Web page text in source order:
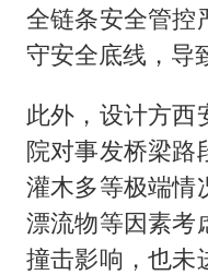
全链条安全管控
守安全底线，导
此外，设计方西
院对事发桥梁路
灌木多等极端情
漂流物等因素考
撞击影响，也未